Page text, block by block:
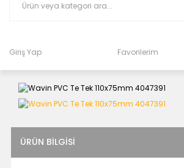
Giriş Yap Favorilerim
ÜRÜN BILGISI